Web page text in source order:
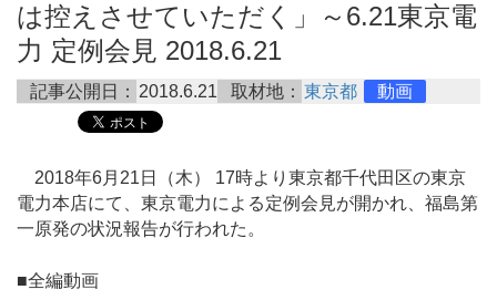
は控えさせていただく」～6.21東京電
力 定例会見 2018.6.21
記事公開日： 2018.6.21 取材地： 東京都 動画
2018年6月21日（木） 17時より東京都千代田区の東京
電力本店にて、東京電力による定例会見が開かれ、福島第
一原発の状況報告が行われた。
■全編動画